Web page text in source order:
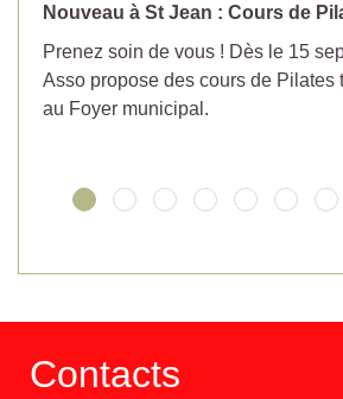
Nouveau à St Jean : Cours de
Prenez soin de vous ! Dès le 15
Asso propose des cours de Pilates
au Foyer municipal.
Contacts